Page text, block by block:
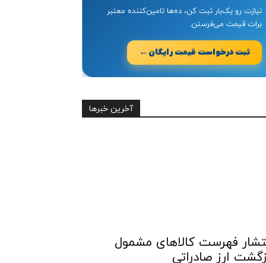
نیازت رو یک‌بار ثبت کن، ده‌ها تامین‌کننده معتبر
برات قیمت می‌فرستن.
ثبت درخواست قیمت رایگان ←
آخرین خبرها
فهرست کالاهای مشمول
ارز صادراتی